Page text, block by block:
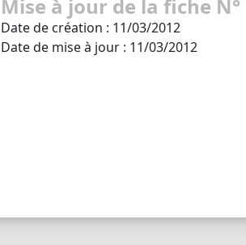
Mise à jour de la fiche N°
Date de création : 11/03/2012
Date de mise à jour : 11/03/2012